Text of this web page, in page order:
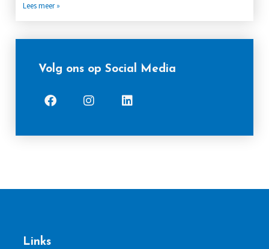
Lees meer »
Volg ons op Social Media
Links